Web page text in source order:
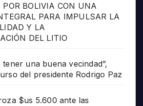
BOLIVIA CON UNA
PARA IMPULSAR LA
Y LA
DEL LITIO
una buena vecindad”,
del presidente Rodrigo Paz
$us 5.600 ante las